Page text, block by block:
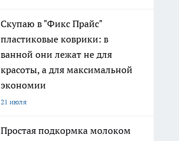
Скупаю в "Фикс Прайс"
пластиковые коврики: в
ванной они лежат не для
красоты, а для максимальной
экономии
21 июля
Простая подкормка молоком